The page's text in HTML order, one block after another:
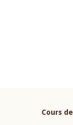
Cours